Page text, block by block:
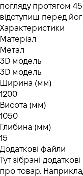
погляду протягом
відступиш перед
Характеристики
Матеріал
Метал
3D модель
3D модель
Ширина (мм)
1200
Висота (мм)
1050
Глибина (мм)
15
Додаткові файли
Тут зібрані
про товар.